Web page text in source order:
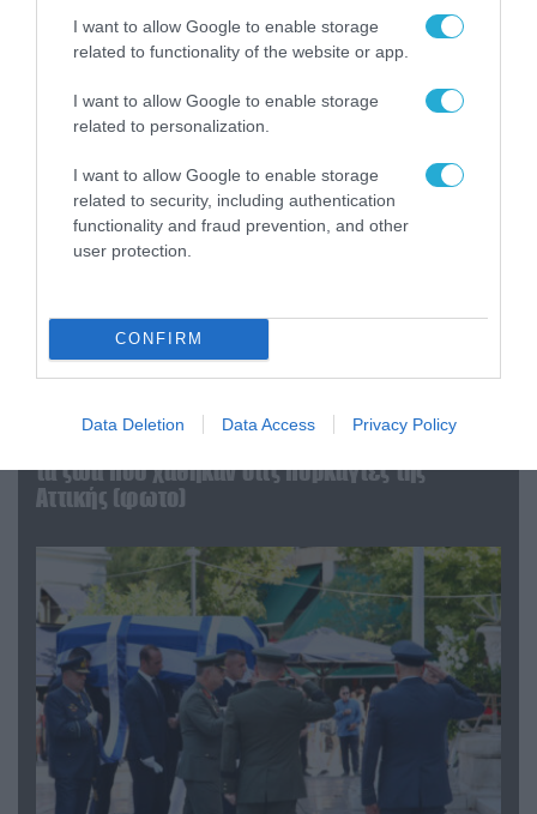
I want to allow Google to enable storage
related to functionality of the website or app.
I want to allow Google to enable storage
related to personalization.
I want to allow Google to enable storage
related to security, including authentication
functionality and fraud prevention, and other
user protection.
CONFIRM
Data Deletion Data Access Privacy Policy
«Επιχείρηση ελεύθερα πεζοδρόμια» στην
Αθήνα: Απομακρύνθηκαν παράνομα
αντικείμενα από κοινόχρηστους χώρους
τα ζώα που χάθηκαν στις πυρκαγιές της
Αττικής (φωτο)